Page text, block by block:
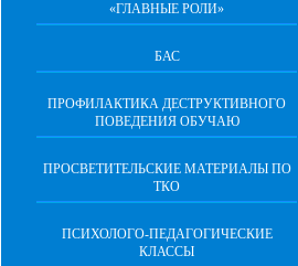
«ГЛАВНЫЕ РОЛИ»
БАС
ПРОФИЛАКТИКА ДЕСТРУКТИВНОГО
ПОВЕДЕНИЯ ОБУЧАЮ
ПРОСВЕТИТЕЛЬСКИЕ МАТЕРИАЛЫ ПО
ТКО
ПСИХОЛОГО-ПЕДАГОГИЧЕСКИЕ
КЛАССЫ